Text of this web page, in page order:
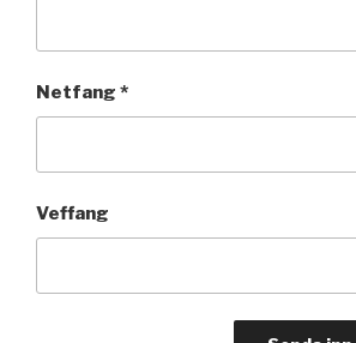
Netfang *
Veffang